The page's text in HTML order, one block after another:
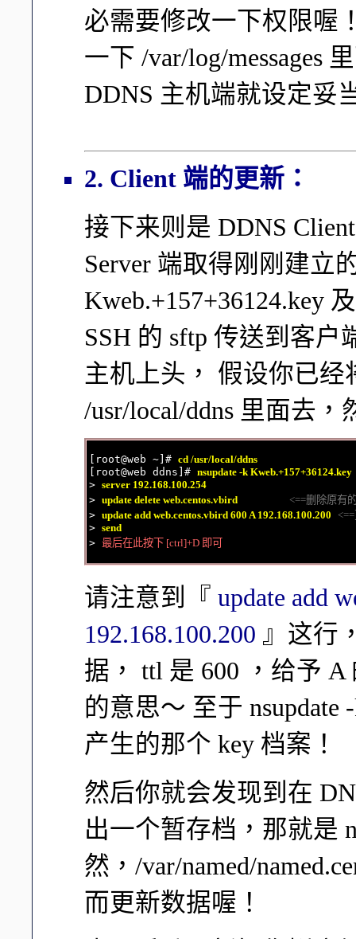
必需要修改一下权限喔
一下 /var/log/messages
DDNS 主机端就设定妥
2. Client 端的更新：
接下来则是 DDNS
Server 端取得刚刚建立
Kweb.+157+36124.key
SSH 的 sftp 传送到客户
主机上头， 假设你已
/usr/local/ddns 里面去
[root@web ~]# cd /usr/local/ddns
[root@web ddns]# nsupdate -k Kweb.+157+36124.key
> server 192.168.100.254
> update delete web.centos.vbird
<==删除原有
> update add web.centos.vbird 600 A 192.168.100.200
> send
> 最后在此按下 [ctrl]+D 即可
请注意到『 update add
192.168.100.200 』这行
据， ttl 是 600 ，给予 A
的意思～ 至于
产生的那个 key 档案！
然后你就会发现到在
出一个暂存档，那就是
然，/var/named/
而更新数据喔！